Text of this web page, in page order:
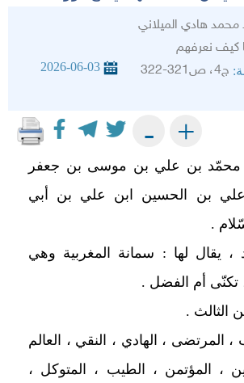
محمد هادي الميلاني
كيف نعرفهم
ج4، ص321-322 2026-06-03
+
-
محمّد بن علي بن موسى بن جعفر
بن الحسين ابن علي بن أبي
.
، يقال لها : سمانة المغربية وهي
تكنّى أم الفضل .
الثالث .
، المرتضى ، الهادي ، النقي ، العالم
، المؤتمن ، الطيب ، المتوكل ،